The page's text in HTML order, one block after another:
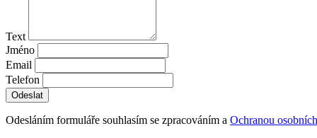
Text
Jméno
Email
Telefon
Odesláním formuláře souhlasím se zpracováním a Ochranou